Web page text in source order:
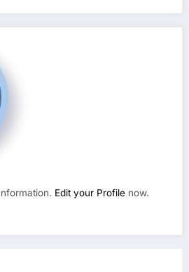
Edit your Profile now.